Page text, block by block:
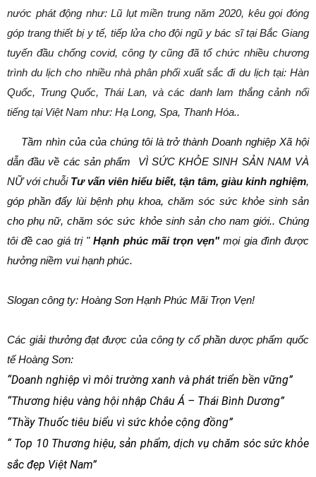
nước phát động như: Lũ lụt miền trung năm 2020, kêu gọi đóng
góp trang thiết bị y tế, tiếp lửa cho đội ngũ y bác sĩ tại Bắc Giang
tuyến đầu chống covid, công ty cũng đã tổ chức nhiều chương
trình du lịch cho nhiều nhà phân phối xuất sắc đi du lịch tại: Hàn
Quốc, Trung Quốc, Thái Lan, và các danh lam thắng cảnh nổi
tiếng tại Việt Nam như: Hạ Long, Spa, Thanh Hóa..
Tầm nhìn của của chúng tôi là trở thành Doanh nghiệp Xã hội
dẫn đầu về các sản phẩm VÌ SỨC KHỎE SINH SẢN NAM VÀ
NỮ với chuỗi Tư vấn viên hiểu biết, tận tâm, giàu kinh nghiệm,
góp phần đẩy lùi bệnh phụ khoa, chăm sóc sức khỏe sinh sản
cho phụ nữ, chăm sóc sức khỏe sinh sản cho nam giới.. Chúng
tôi đề cao giá trị "Hạnh phúc mãi trọn vẹn"mọi gia đình được
hưởng niềm vui hạnh phúc.
Slogan công ty: Hoàng Sơn Hạnh Phúc Mãi Trọn Vẹn!
Các giải thưởng đạt được của công ty cổ phần dược phẩm quốc
tế Hoàng Sơn:
“Doanh nghiệp vì môi trường xanh và phát triển bền vững”
“Thương hiệu vàng hội nhập Châu Á – Thái Bình Dương”
“Thầy Thuốc tiêu biểu vì sức khỏe cộng đồng”
“ Top 10 Thương hiệu, sản phẩm, dịch vụ chăm sóc sức khỏe
sắc đẹp Việt Nam”